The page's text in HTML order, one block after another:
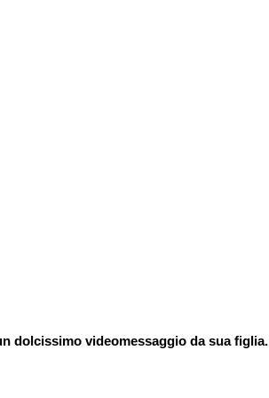
dolcissimo videomessaggio da sua figlia.